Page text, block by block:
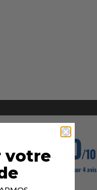
10/10
Basé sur 4 avis
votre